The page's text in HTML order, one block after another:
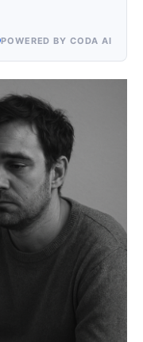
POWERED BY CODA AI